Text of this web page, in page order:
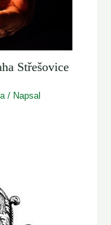
Střešovice
/ Napsal